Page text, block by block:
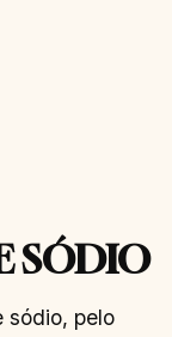
SÓDIO
sódio, pelo